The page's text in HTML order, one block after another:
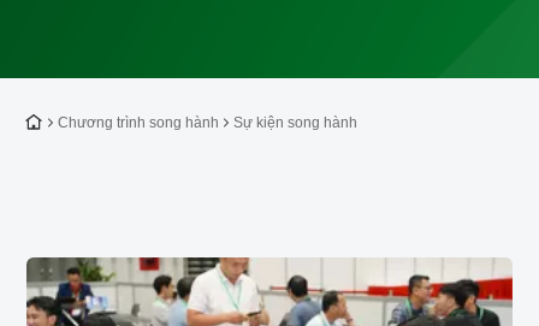
Về trang chủ
Chương trình song hành Sự kiện song hành